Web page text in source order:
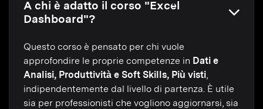
A chi è adatto il corso "Excel
Dashboard"?
Questo corso è pensato per chi vuole
approfondire le proprie competenze in Dati e
Analisi, Produttività e Soft Skills, Più visti
indipendentemente dal livello di partenza. È utile
sia per professionisti che vogliono aggiornarsi, sia